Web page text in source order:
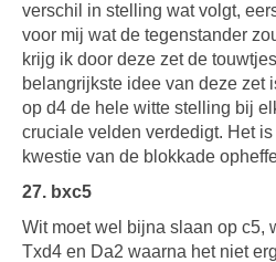
verschil in stelling wat volgt,
voor mij wat de tegenstander
krijg ik door deze zet de
belangrijkste idee van deze zet
op d4 de hele witte stelling bij
cruciale velden verdedigt. Het
kwestie van de blokkade
27. bxc5
Wit moet wel bijna slaan op c5,
Txd4 en Da2 waarna het niet